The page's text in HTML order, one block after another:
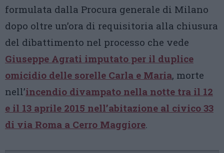
formulata dalla Procura generale di Milano
dopo oltre un’ora di requisitoria alla chiusura
del dibattimento nel processo che vede
Giuseppe Agrati imputato per il duplice
omicidio delle sorelle Carla e Maria, morte
nell’incendio divampato nella notte tra il 12
e il 13 aprile 2015 nell’abitazione al civico 33
di via Roma a Cerro Maggiore.